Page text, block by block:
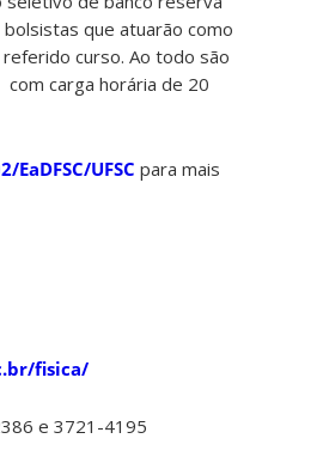
que atuarão como
curso. Ao todo são
carga horária de 20
EaDFSC/UFSCpara mais
fisica/
e 3721-4195